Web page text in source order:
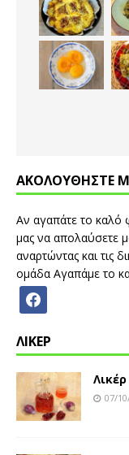
ΑΚΟΛΟΥΘΗΣΤΕ
Αν αγαπάτε το καλό
μας να απολαύσετε
αναρτώντας και τις
ομάδα Αγαπάμε το
ΛΙΚΕΡ
07/